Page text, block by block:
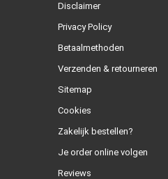
Disclaimer
Privacy Policy
Betaalmethoden
Verzenden & retourneren
Sitemap
Cookies
Zakelijk bestellen?
Je order online volgen
Reviews